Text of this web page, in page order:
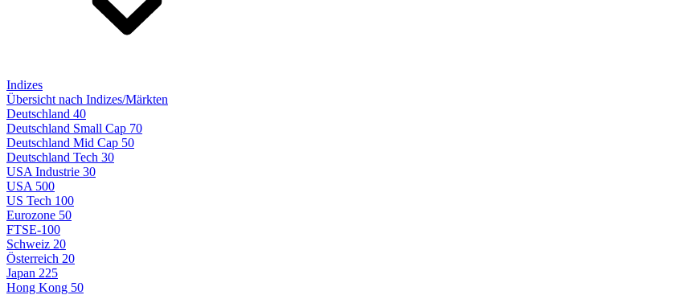
Indizes
Übersicht nach Indizes/Märkten
Deutschland 40
Deutschland Small Cap 70
Deutschland Mid Cap 50
Deutschland Tech 30
USA Industrie 30
USA 500
US Tech 100
Eurozone 50
FTSE-100
Schweiz 20
Österreich 20
Japan 225
Hong Kong 50